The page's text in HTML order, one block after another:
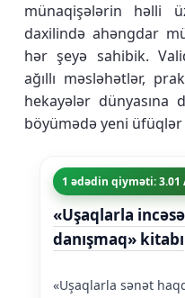
münaqişələrin həlli
daxilində ahəngdar
hər şeyə sahibik.
ağıllı məsləhətlər,
hekayələr dünyasına
böyümədə yeni
1 ədədin qiyməti: 3.01
«Uşaqlarla
danışmaq» kitabı
«Uşaqlarla sənət